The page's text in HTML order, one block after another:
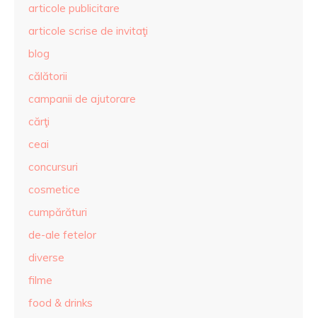
articole publicitare
articole scrise de invitaţi
blog
călătorii
campanii de ajutorare
cărţi
ceai
concursuri
cosmetice
cumpărături
de-ale fetelor
diverse
filme
food & drinks